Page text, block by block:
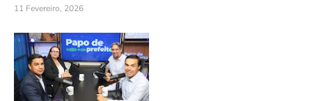
11 Fevereiro, 2026